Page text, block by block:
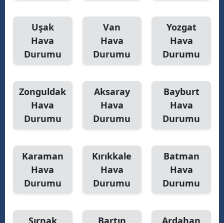
Uşak
Hava
Durumu
Van
Hava
Durumu
Yozgat
Hava
Durumu
Zonguldak
Hava
Durumu
Aksaray
Hava
Durumu
Bayburt
Hava
Durumu
Karaman
Hava
Durumu
Kırıkkale
Hava
Durumu
Batman
Hava
Durumu
Şırnak Bartın Ardahan